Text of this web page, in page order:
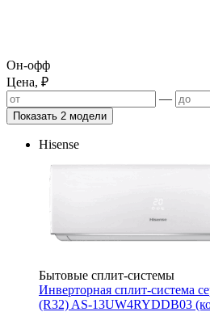
Он-офф
Цена, ₽
—
Показать 2 модели
Hisense
Бытовые сплит-системы
Инверторная сплит-система
(R32) AS-13UW4RYDDB03